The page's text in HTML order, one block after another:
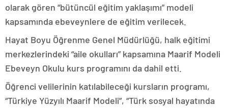
olarak gören “bütüncül eğitim yaklaşımı” modeli
kapsamında ebeveynlere de eğitim verilecek.
Hayat Boyu Öğrenme Genel Müdürlüğü, halk eğitimi
merkezlerindeki “aile okulları” kapsamına Maarif Modeli
Ebeveyn Okulu kurs programını da dahil etti.
Öğrenci velilerinin katılabileceği kursların programı,
“Türkiye Yüzyılı Maarif Modeli”, “Türk sosyal hayatında